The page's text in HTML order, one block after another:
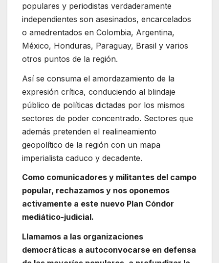
populares y periodistas verdaderamente
independientes son asesinados, encarcelados
o amedrentados en Colombia, Argentina,
México, Honduras, Paraguay, Brasil y varios
otros puntos de la región.
Así se consuma el amordazamiento de la
expresión crítica, conduciendo al blindaje
público de políticas dictadas por los mismos
sectores de poder concentrado. Sectores que
además pretenden el realineamiento
geopolítico de la región con un mapa
imperialista caduco y decadente.
Como comunicadores y militantes del campo
popular, rechazamos y nos oponemos
activamente a este nuevo Plan Cóndor
mediático-judicial.
Llamamos a las organizaciones
democráticas a autoconvocarse en defensa